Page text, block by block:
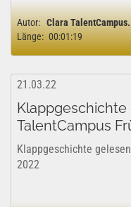
Autor: Clara
Länge: 00:01:19
21.03.22
Klappgeschichte
TalentCampus
Klappgeschichte
2022